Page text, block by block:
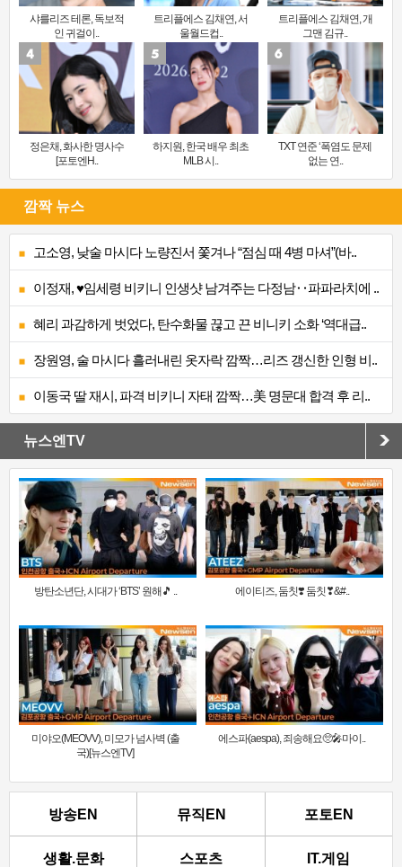
샤를리즈 테론, 독보적
인 귀걸이..
트리플에스 김채연, 서
울월드컵..
트리플에스 김채연, 개
그맨 김규..
정은채, 화사한 명사수
[포토엔H..
하지원, 한국 배우 최초
MLB 시..
TXT 연준 ‘폭염도 문제
없는 연..
깜짝 뉴스
고소영, 낮술 마시다 노량진서 쫓겨나 “점심 때 4병 마셔”(바..
이정재, ♥임세령 비키니 인생샷 남겨주는 다정남‥파파라치에 ..
혜리 과감하게 벗었다, 탄수화물 끊고 끈 비니키 소화 ‘역대급..
장원영, 술 마시다 흘러내린 옷자락 깜짝…리즈 갱신한 인형 비..
이동국 딸 재시, 파격 비키니 자태 깜짝…美 명문대 합격 후 리..
뉴스엔TV
방탄소년단, 시대가 ‘BTS’ 원해🎵 .. 에이티즈, 둠칫❣️ 둠칫❣&#..
미야오(MEOVV), 미모가 넘사벽 (출
국)[뉴스엔TV]
에스파(aespa), 죄송해요🥺🎤마이..
방송EN 뮤직EN 포토EN
생활.문화 스포츠 IT.게임